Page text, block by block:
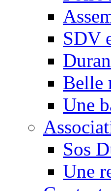
SDV
Belle
Une
Sos
Une